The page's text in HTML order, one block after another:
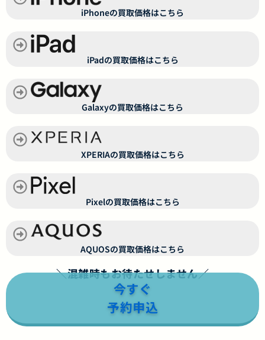
iPhoneの買取価格はこちら
iPadの買取価格はこちら
Galaxyの買取価格はこちら
XPERIAの買取価格はこちら
Pixelの買取価格はこちら
AQUOSの買取価格はこちら
＼混雑時もお待たせしません／
今すぐ
予約申込